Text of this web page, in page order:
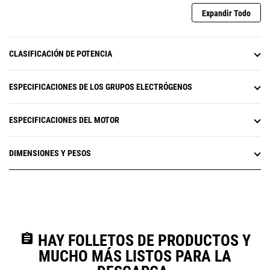
Expandir Todo
CLASIFICACIÓN DE POTENCIA
ESPECIFICACIONES DE LOS GRUPOS ELECTRÓGENOS
ESPECIFICACIONES DEL MOTOR
DIMENSIONES Y PESOS
assignment HAY FOLLETOS DE PRODUCTOS Y
MUCHO MÁS LISTOS PARA LA